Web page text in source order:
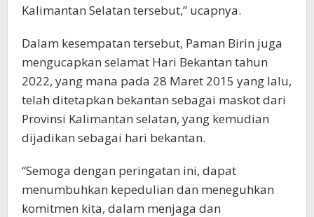
Kalimantan Selatan tersebut,” ucapnya.
Dalam kesempatan tersebut, Paman Birin juga
mengucapkan selamat Hari Bekantan tahun
2022, yang mana pada 28 Maret 2015 yang lalu,
telah ditetapkan bekantan sebagai maskot dari
Provinsi Kalimantan selatan, yang kemudian
dijadikan sebagai hari bekantan.
“Semoga dengan peringatan ini, dapat
menumbuhkan kepedulian dan meneguhkan
komitmen kita, dalam menjaga dan